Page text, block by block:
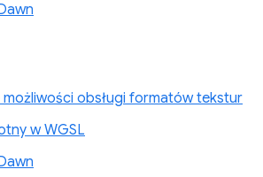
możliwości obsługi formatów tekstur
w WGSL